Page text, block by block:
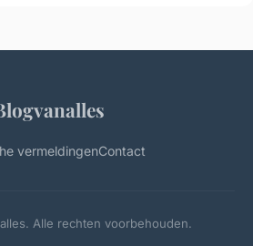
vermeldingenContact
Alle rechten voorbehouden.